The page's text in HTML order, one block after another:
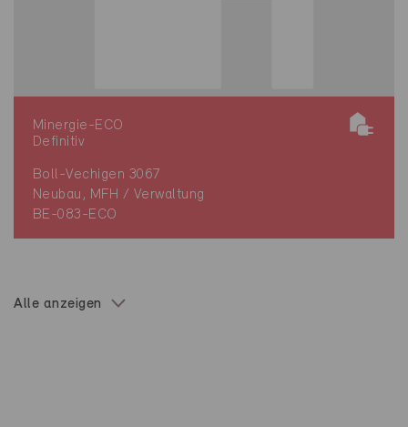
Minergie-ECO
Definitiv
Boll-Vechigen 3067
Neubau, MFH / Verwaltung
BE-083-ECO
Alle anzeigen